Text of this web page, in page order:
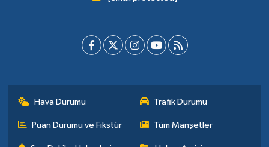
Hava Durumu Trafik Durumu
Puan Durumu ve Fikstür Tüm Manşetler